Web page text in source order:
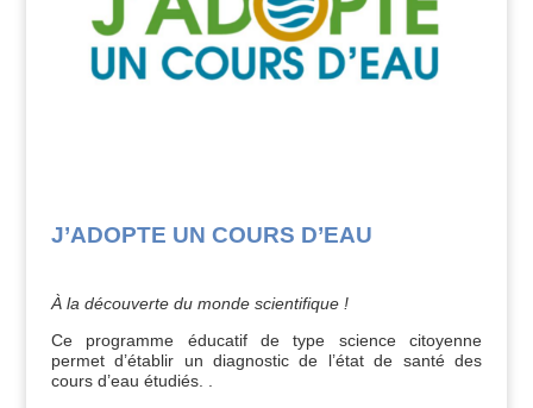
J’ADOPTE UN COURS D’EAU
À la découverte du monde scientifique !
Ce programme éducatif de type science citoyenne
permet d’établir un diagnostic de l’état de santé des
cours d’eau étudiés. .